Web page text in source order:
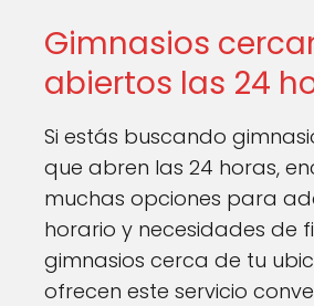
Gimnasios
abiertos las 24
Si estás buscando
que abren las 24 horas,
muchas opciones para
horario y necesidades de
gimnasios cerca de tu
ofrecen este servicio